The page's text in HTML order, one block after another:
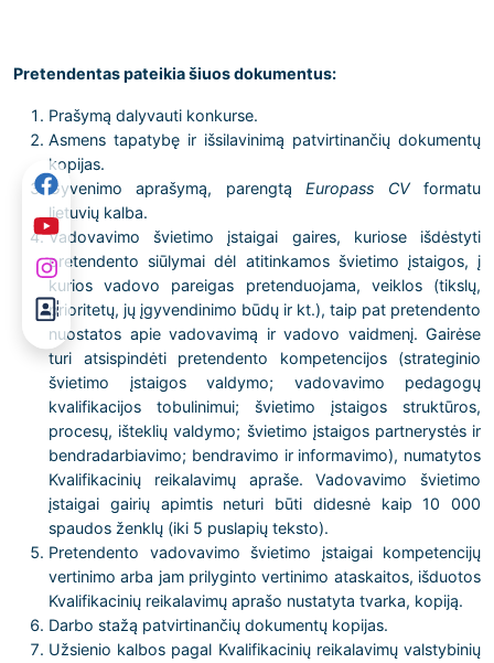
Pretendentas pateikia šiuos dokumentus:
Prašymą dalyvauti konkurse.
Asmens tapatybę ir išsilavinimą patvirtinančių dokumentų
kopijas.
Gyvenimo aprašymą, parengtąEuropass CVformatu
lietuvių kalba.
Vadovavimo švietimo įstaigai gaires, kuriose išdėstyti
pretendento siūlymai dėl atitinkamos švietimo įstaigos, į
kurios vadovo pareigas pretenduojama, veiklos (tikslų,
prioritetų, jų įgyvendinimo būdų ir kt.), taip pat pretendento
nuostatos apie vadovavimą ir vadovo vaidmenį. Gairėse
turi atsispindėti pretendento kompetencijos (strateginio
švietimo įstaigos valdymo; vadovavimo pedagogų
kvalifikacijos tobulinimui; švietimo įstaigos struktūros,
procesų, išteklių valdymo; švietimo įstaigos partnerystės ir
bendradarbiavimo; bendravimo ir informavimo), numatytos
Kvalifikacinių reikalavimų apraše. Vadovavimo švietimo
įstaigai gairių apimtis neturi būti didesnė kaip 10 000
spaudos ženklų (iki 5 puslapių teksto).
Pretendento vadovavimo švietimo įstaigai kompetencijų
vertinimo arba jam prilyginto vertinimo ataskaitos, išduotos
Kvalifikacinių reikalavimų aprašo nustatyta tvarka, kopiją.
Darbo stažą patvirtinančių dokumentų kopijas.
Užsienio kalbos pagal Kvalifikacinių reikalavimų valstybinių